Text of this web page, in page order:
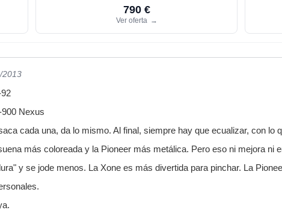
790 €
Ver oferta →
2013
Nexus
cada una, da lo mismo. Al final, siempre hay que ecualizar, con lo
más coloreada y la Pioneer más metálica. Pero eso ni mejora ni
y se jode menos. La Xone es más divertida para pinchar. La